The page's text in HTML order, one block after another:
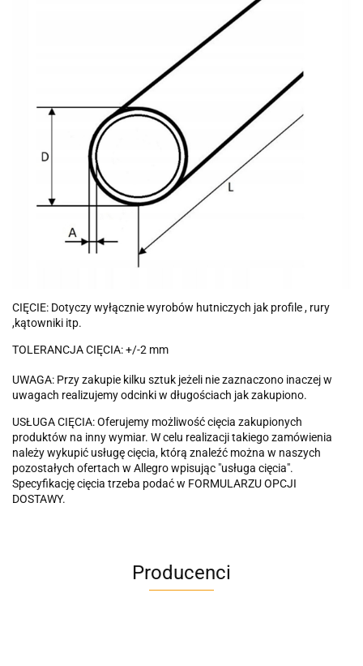
CIĘCIE: Dotyczy wyłącznie wyrobów hutniczych jak profile , rury
,kątowniki itp.
TOLERANCJA CIĘCIA: +/-2 mm
UWAGA: Przy zakupie kilku sztuk jeżeli nie zaznaczono inaczej w
uwagach realizujemy odcinki w długościach jak zakupiono.
USŁUGA CIĘCIA: Oferujemy możliwość cięcia zakupionych
produktów na inny wymiar. W celu realizacji takiego zamówienia
należy wykupić usługę cięcia, którą znaleźć można w naszych
pozostałych ofertach w Allegro wpisując "usługa cięcia".
Specyfikację cięcia trzeba podać w FORMULARZU OPCJI
DOSTAWY.
Producenci